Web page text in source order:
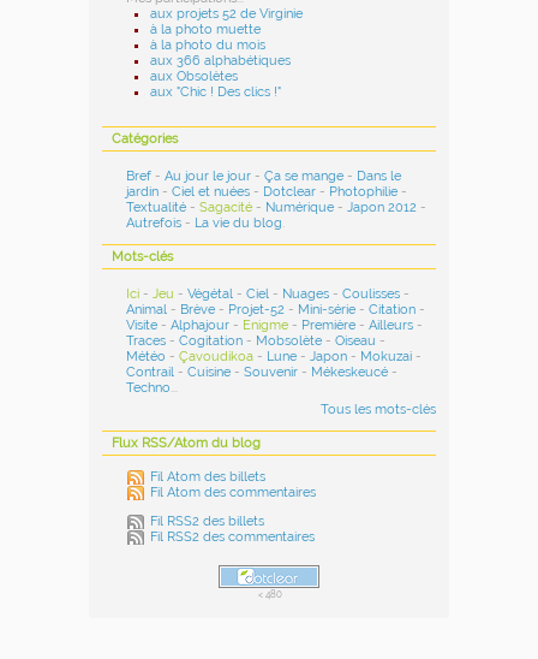
aux projets 52 de Virginie
à la photo muette
à la photo du mois
aux 366 alphabétiques
aux Obsolètes
aux "Chic ! Des clics !"
Catégories
Bref -Au jour le jour -Ça se mange - Dans le
jardin -Ciel et nuées - Dotclear - Photophilie -
Textualité -Sagacité - Numérique -Japon 2012 -
Autrefois - La vie du blog.
Mots-clés
Ici - Jeu -Végétal -Ciel - Nuages -Coulisses -
Animal - Brève - Projet-52 - Mini-série -Citation -
Visite -Alphajour - Enigme - Première -Ailleurs -
Traces -Cogitation - Mobsolète -Oiseau -
Météo -Çavoudikoa - Lune - Japon - Mokuzai -
Contrail -Cuisine -Souvenir - Mékeskeucé -
Techno
Tous les mots-clés
Flux RSS/Atom du blog
Fil Atom des billets
Fil Atom des commentaires
Fil RSS2 des billets
Fil RSS2 des commentaires